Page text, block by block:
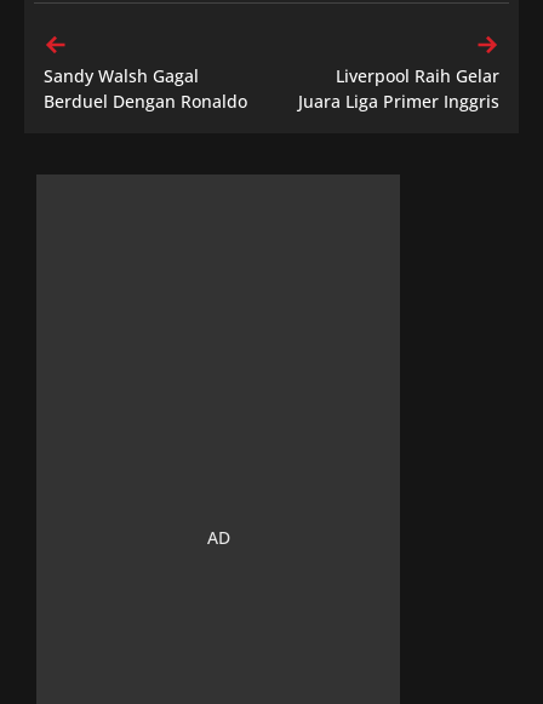
Sandy Walsh Gagal
Berduel Dengan Ronaldo
Liverpool Raih Gelar
Juara Liga Primer Inggris